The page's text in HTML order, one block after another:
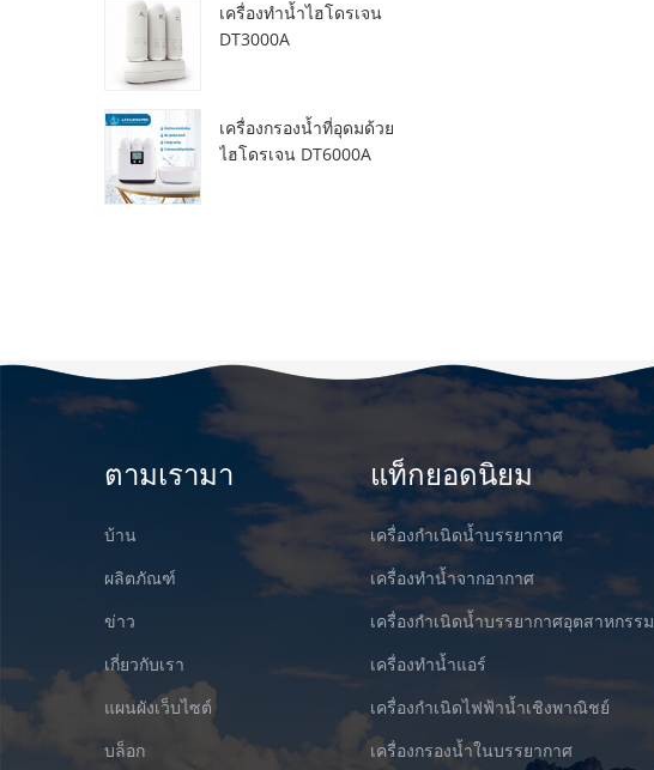
เครื่องทำน้ำไฮโดรเจน
DT3000A
เครื่องกรองน้ำที่อุดมด้วย
ไฮโดรเจน DT6000A
ตามเรามา
บ้าน
ผลิตภัณฑ์
ข่าว
เกี่ยวกับเรา
แผนผังเว็บไซต์
บล็อก
แท็กยอดนิยม
เครื่องกำเนิดน้ำบรรยากาศ
เครื่องทำน้ำจากอากาศ
เครื่องกำเนิดน้ำบรรยากาศอุตสาหกรรม
เครื่องทำน้ำแอร์
เครื่องกำเนิดไฟฟ้าน้ำเชิงพาณิชย์
เครื่องกรองน้ำในบรรยากาศ